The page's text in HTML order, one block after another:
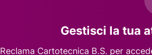
Gestisci la tua
Reclama Cartotecnica B.S. per